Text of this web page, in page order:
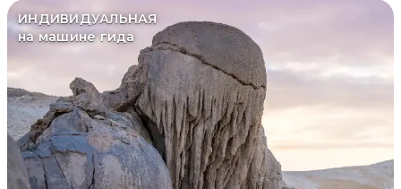
ИНДИВИДУАЛЬНАЯ
на машине гида